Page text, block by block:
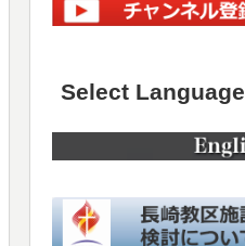
Select Language